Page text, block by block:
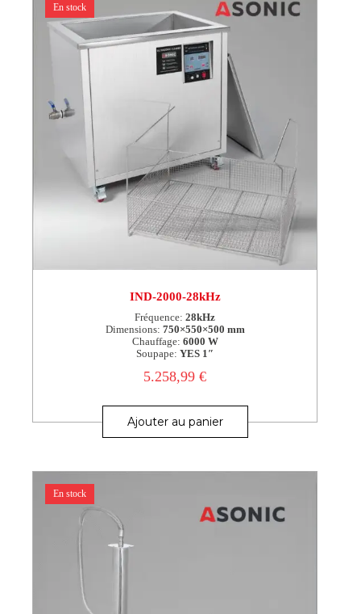
En stock
IND-2000-28kHz
Fréquence: 28kHz
Dimensions: 750×550×500 mm
Chauffage: 6000 W
Soupape: YES 1″
5.258,99€
Ajouter au panier
En stock